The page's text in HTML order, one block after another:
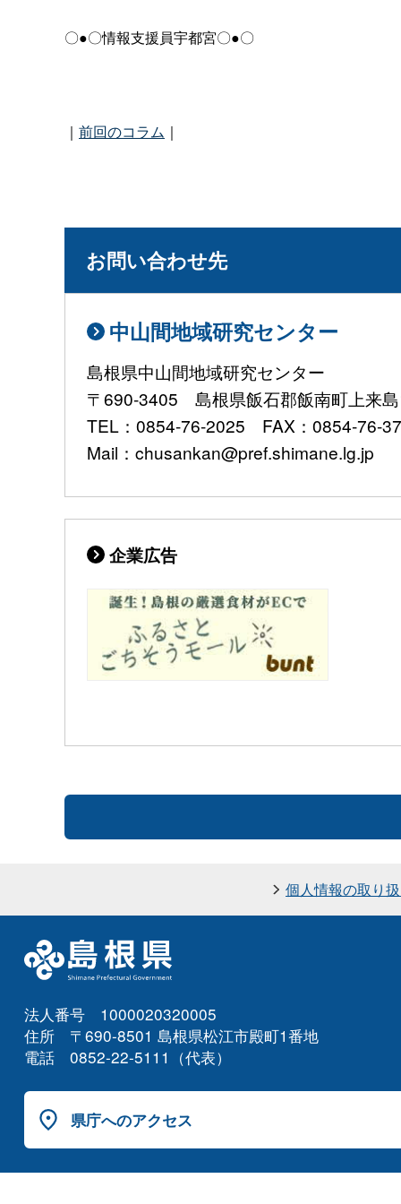
〇●〇情報支援員宇都宮〇●〇
｜ 前回のコラム ｜
お問い合わせ先
中山間地域研究センター
島根県中山間地域研究センター
〒690-3405 島根県飯石郡飯南町上来
TEL：0854-76-2025 FAX：0854-76-
Mail：chusankan@pref.shimane.lg.jp
企業広告
個人情報の取り
法人番号 1000020320005
住所 〒690-8501 島根県松江市殿町1番地
電話 0852-22-5111（代表）
県庁へのアクセス